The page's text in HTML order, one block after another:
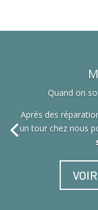
Quand on
Après des
un tour chez nous